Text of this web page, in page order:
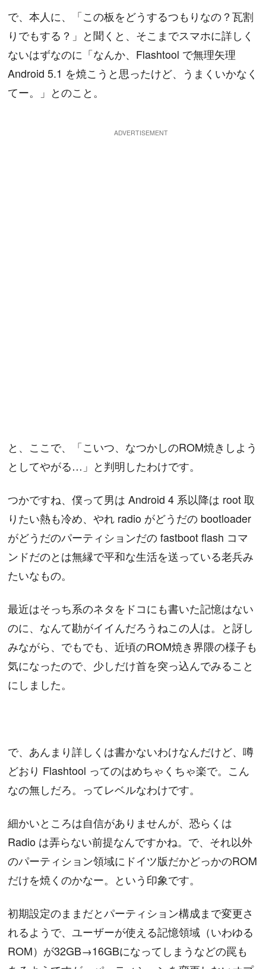
で、本人に、「この板をどうするつもりなの？瓦割
りでもする？」と聞くと、そこまでスマホに詳しく
ないはずなのに「なんか、Flashtool で無理矢理
Android 5.1 を焼こうと思ったけど、うまくいかなく
てー。」とのこと。
と、ここで、「こいつ、なつかしのROM焼きしよう
としてやがる…」と判明したわけです。
つかですね、僕って男は Android 4 系以降は root 取
りたい熱も冷め、やれ radio がどうだの bootloader
がどうだのパーティションだの fastboot flash コマ
ンドだのとは無縁で平和な生活を送っている老兵み
たいなもの。
最近はそっち系のネタをドコにも書いた記憶はない
のに、なんて勘がイイんだろうねこの人は。と訝し
みながら、でもでも、近頃のROM焼き界隈の様子も
気になったので、少しだけ首を突っ込んでみること
にしました。
で、あんまり詳しくは書かないわけなんだけど、噂
どおり Flashtool ってのはめちゃくちゃ楽で。こん
なの無しだろ。ってレベルなわけです。
細かいところは自信がありませんが、恐らくは
Radio は弄らない前提なんですかね。で、それ以外
のパーティション領域にドイツ版だかどっかのROM
だけを焼くのかなー。という印象です。
初期設定のままだとパーティション構成まで変更さ
れるようで、ユーザーが使える記憶領域（いわゆる
ROM）が32GB→16GBになってしまうなどの罠も